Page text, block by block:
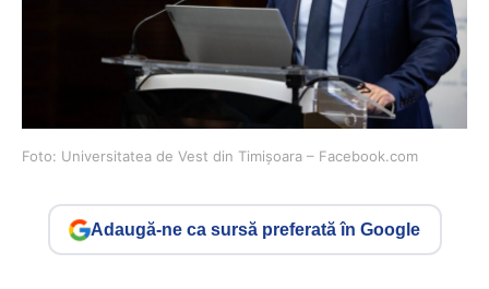
Foto: Universitatea de Vest din Timișoara – Facebook.com
Adaugă-ne ca sursă preferată în Google